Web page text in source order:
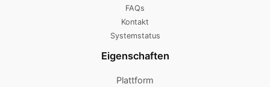
FAQs
Kontakt
Systemstatus
Eigenschaften
Plattform